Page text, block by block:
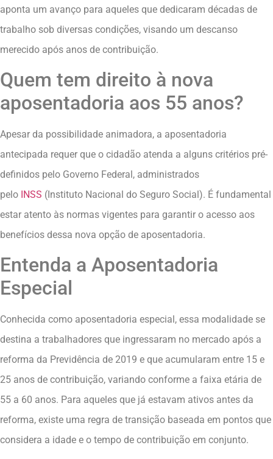
aponta um avanço para aqueles que dedicaram décadas de
trabalho sob diversas condições, visando um descanso
merecido após anos de contribuição.
Quem tem direito à nova
aposentadoria aos 55 anos?
Apesar da possibilidade animadora, a aposentadoria
antecipada requer que o cidadão atenda a alguns critérios pré-
definidos pelo Governo Federal, administrados
pelo INSS (Instituto Nacional do Seguro Social). É fundamental
estar atento às normas vigentes para garantir o acesso aos
benefícios dessa nova opção de aposentadoria.
Entenda a Aposentadoria
Especial
Conhecida como aposentadoria especial, essa modalidade se
destina a trabalhadores que ingressaram no mercado após a
reforma da Previdência de 2019 e que acumularam entre 15 e
25 anos de contribuição, variando conforme a faixa etária de
55 a 60 anos. Para aqueles que já estavam ativos antes da
reforma, existe uma regra de transição baseada em pontos que
considera a idade e o tempo de contribuição em conjunto.